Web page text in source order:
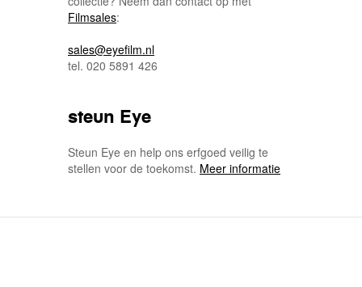
Filmsales:
sales@eyefilm.nl
tel. 020 5891 426
steun Eye
Steun Eye en help ons erfgoed veilig te
stellen voor de toekomst. Meer informatie